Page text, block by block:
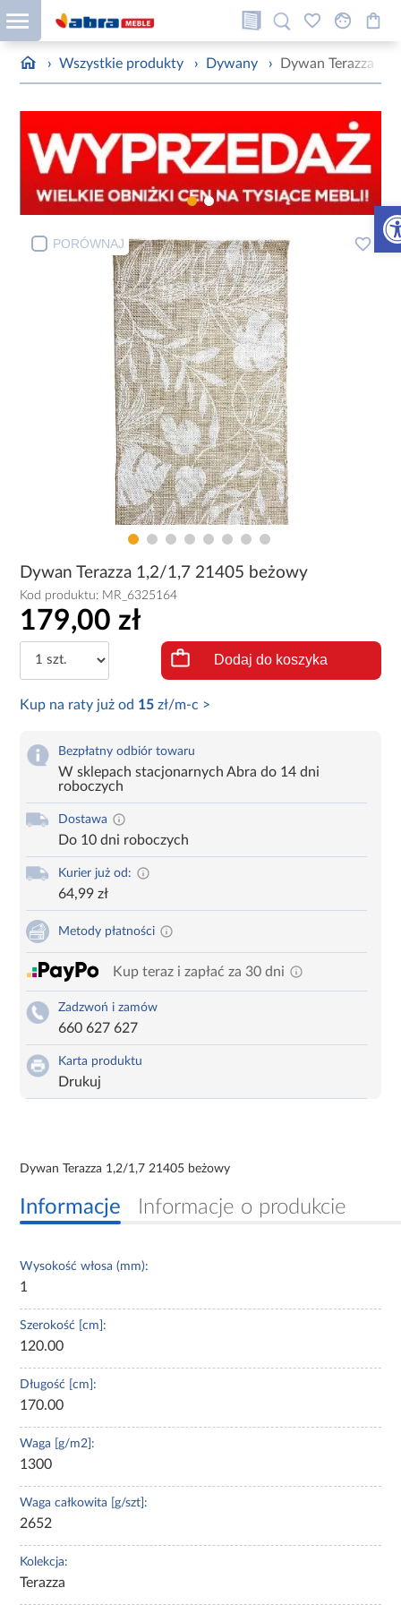
› Wszystkie produkty › Dywany › Dywan Terazza
PORÓWNAJ
Dywan Terazza 1,2/1,7 21405 beżowy
Kod produktu: MR_6325164
179,00 zł
Dodaj do koszyka
Kup na raty już od 15 zł/m-c >
Bezpłatny odbiór towaru
W sklepach stacjonarnych Abra do 14 dni
roboczych
Dostawa
Do 10 dni roboczych
Kurier już od:
64,99 zł
Metody płatności
Kup teraz i zapłać za 30 dni
Zadzwoń i zamów
660 627 627
Karta produktu
Drukuj
Dywan Terazza 1,2/1,7 21405 beżowy
Informacje Informacje o produkcie
Wysokość włosa (mm):
1
Szerokość [cm]:
120.00
Długość [cm]:
170.00
Waga [g/m2]:
1300
Waga całkowita [g/szt]:
2652
Kolekcja:
Terazza